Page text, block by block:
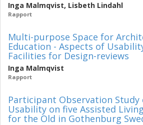
Inga Malmqvist, Lisbeth Lindahl
Rapport
Multi-purpose Space for
Education - Aspects of
Facilities for Design-reviews
Inga Malmqvist
Rapport
Participant Observation Study
Usability on five Assisted
for the Old in Gothenburg